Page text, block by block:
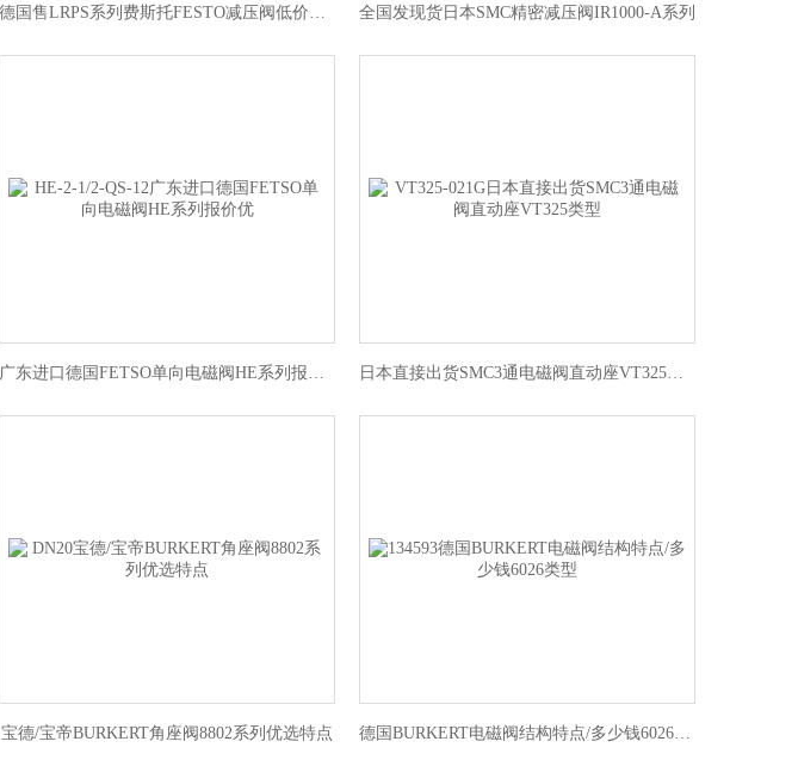
德国售LRPS系列费斯托FESTO减压阀低价来袭 全国发现货日本SMC精密减压阀IR1000-A系列
广东进口德国FETSO单向电磁阀HE系列报价优 日本直接出货SMC3通电磁阀直动座VT325类型
宝德/宝帝BURKERT角座阀8802系列优选特点 德国BURKERT电磁阀结构特点/多少钱6026类型